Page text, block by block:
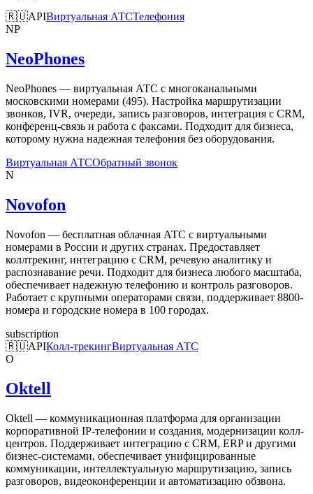
🇷🇺APIВиртуальная АТСТелефония
NP
NeoPhones
NeoPhones — виртуальная АТС с многоканальными
московскими номерами (495). Настройка маршрутизации
звонков, IVR, очереди, запись разговоров, интеграция с CRM,
конференц-связь и работа с факсами. Подходит для бизнеса,
которому нужна надежная телефония без оборудования.
Виртуальная АТСОбратный звонок
N
Novofon
Novofon — бесплатная облачная АТС с виртуальными
номерами в России и других странах. Предоставляет
коллтрекинг, интеграцию с CRM, речевую аналитику и
распознавание речи. Подходит для бизнеса любого масштаба,
обеспечивает надежную телефонию и контроль разговоров.
Работает с крупными операторами связи, поддерживает 8800-
номера и городские номера в 100 городах.
subscription
🇷🇺APIКолл-трекингВиртуальная АТС
O
Oktell
Oktell — коммуникационная платформа для организации
корпоративной IP-телефонии и создания, модернизации колл-
центров. Поддерживает интеграцию с CRM, ERP и другими
бизнес-системами, обеспечивает унифицированные
коммуникации, интеллектуальную маршрутизацию, запись
разговоров, видеоконференции и автоматизацию обзвона.